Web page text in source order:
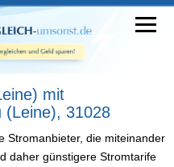
mit
(Leine), 31028
Stromanbieter, die miteinander
daher günstigere Stromtarife